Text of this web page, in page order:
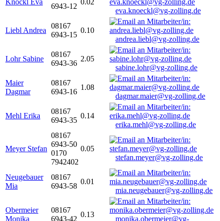
Knöckl Eva
6943-12
0.02
eva.knoeckl@vg-zolling.de
Liebl Andrea
08167
6943-15
0.10
andrea.liebl@vg-zolling.de
Lohr Sabine
08167
6943-36
2.05
sabine.lohr@vg-zolling.de
Maier
Dagmar
08167
6943-16
1.08
dagmar.maier@vg-zolling.de
Mehl Erika
08167
6943-35
0.14
erika.mehl@vg-zolling.de
Meyer Stefan
08167
6943-50
0170
7942402
0.05
stefan.meyer@vg-zolling.de
Neugebauer
Mia
08167
6943-58
0.01
mia.neugebauer@vg-zolling.de
Obermeier
Monika
08167
6943-42
0.13
monika.obermeier@vg-